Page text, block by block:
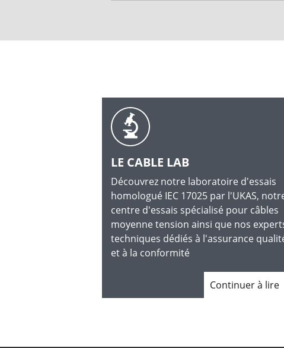
LE CABLE LAB
Découvrez notre laboratoire d'essais
homologué IEC 17025 par l'UKAS,
centre d'essais spécialisé pour câbles
moyenne tension ainsi que nos
techniques dédiés à l'assurance
et à la conformité
Continuer à lire